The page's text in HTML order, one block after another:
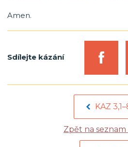
Amen.
Sdílejte kázání
KAZ
Zpět na